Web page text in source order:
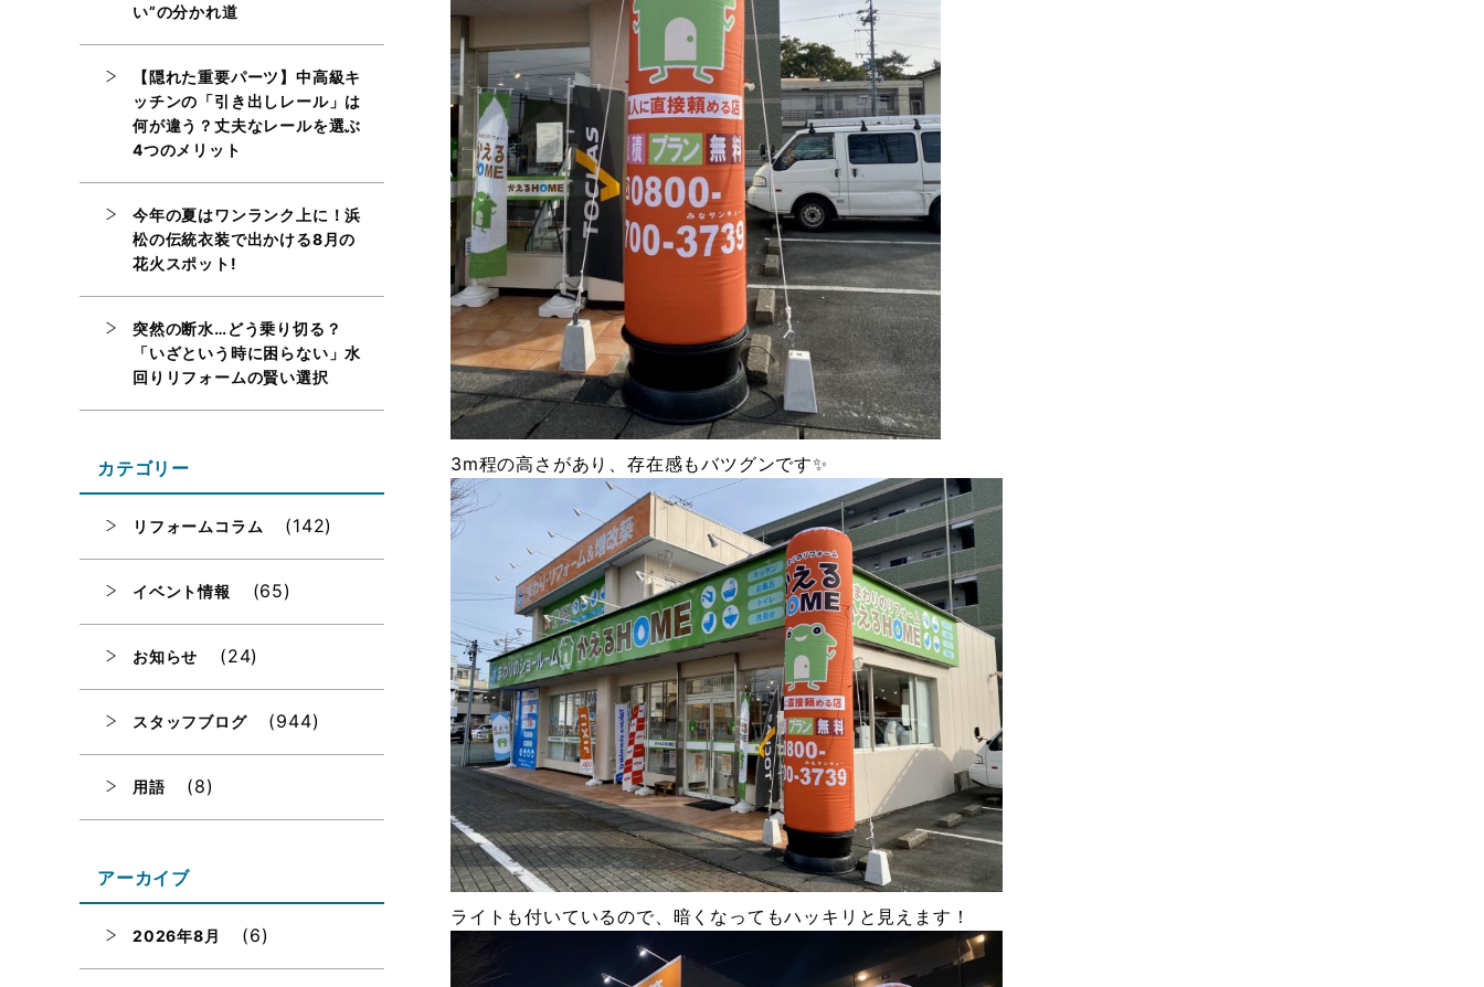
3m程の高さがあり、存在感もバツグンです✨
ライトも付いているので、暗くなってもハッキリと見えます！
い”の分かれ道
【隠れた重要パーツ】中高級キ
ッチンの「引き出しレール」は
何が違う？丈夫なレールを選ぶ
4つのメリット
今年の夏はワンランク上に！浜
松の伝統衣装で出かける8月の
花火スポット!
突然の断水…どう乗り切る？
「いざという時に困らない」水
回りリフォームの賢い選択
カテゴリー
リフォームコラム (142)
イベント情報 (65)
お知らせ (24)
スタッフブログ (944)
用語 (8)
アーカイブ
2026年8月 (6)